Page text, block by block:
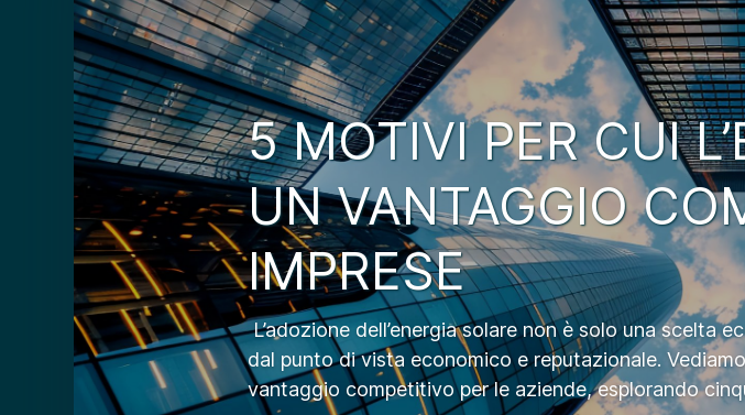
5 MOTIVI PER CUI
UN VANTAGGIO
IMPRESE
L’adozione dell’energia solare non è solo una scelta
dal punto di vista economico e reputazionale.
vantaggio competitivo per le aziende, esplorando